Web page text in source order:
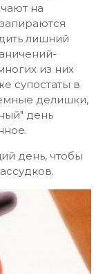
на
лишний
из них
супостаты в
делишки,
день
день, чтобы